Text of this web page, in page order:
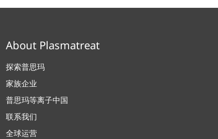
About Plasmatreat
探索普思玛
家族企业
普思玛等离子中国
联系我们
全球运营